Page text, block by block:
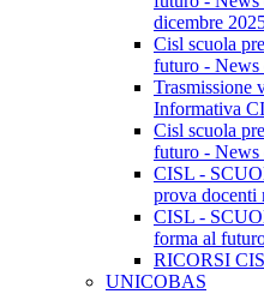
dicembre
Cisl scuola
futuro - News
Trasmissione
Informativa
Cisl scuola
futuro - News
CISL -
prova docenti
CISL -
forma al
RICORSI
UNICOBAS